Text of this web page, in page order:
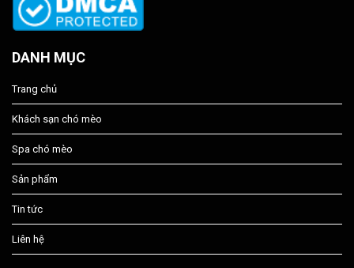
DANH MỤC
Trang chủ
Khách sạn chó mèo
Spa chó mèo
Sản phẩm
Tin tức
Liên hệ